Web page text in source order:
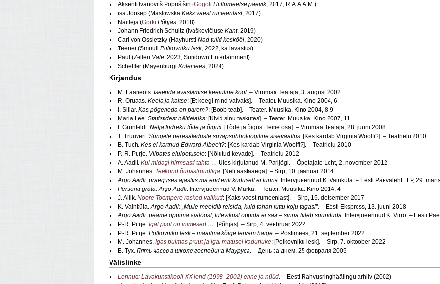
Aksenti Ivanovitš Poprištšin (Gogoli Hullumeelse päevik, 2017, R.A.A.A.M.)
isa Joosep (Masłowska Kaks vaest rumeenlast, 2017)
Näitleja (Gorki Põhjas, 2018)
Johann Friedrich Schultz (Ivaškevičiuse Kant, 2019)
Carl von Ossietzky (Hayhursti Nad tulid keskööl, 2020)
Teener (Smuuli Polkovniku lesk, 2022, ka lavastus)
Paul (Zelleri Vale, 2023, Sundown Entertainment)
Scheffler (Mayenburgi Kolemees, 2024)
Kirjandus
M. Laaneots. Iseenda avastamise keeruline kool. – Virumaa Teataja, 3. august 2002
R. Oruaas. Keela ja kaitse: [Et keegi mind valvaks]. – Teater. Muusika. Kino 2004, 6
I. Sillar. Kas põgeneda on parem?: [Boob teab]. – Teater. Muusika. Kino 2004, 8-9
Maria Lee. Statistidest näitlejaiks: [Kivid sinu taskutes]. – Teater. Muusika. Kino 2007, 11
I. Grünfeldt. Nelja Indreku tõde ja õigus: [Tõde ja õigus. Teine osa]. – Virumaa Teataja, 28. juuni 2008
T. Truuvert. Süngete peresaladuste süvapsühholoogiline sisevaatlus: [Kes kardab Virginia Woolfi?]. – Teatrielu 2010
B. Tuch. Kes ei kartnud Edward Albee’t?: [Kes kardab Virginia Woolfi?]. – Teatrielu 2010
P.-R. Purje. Viibates elulootusele: [Nõiutud kevade]. – Teatrielu 2012
A. Aadli. Kui midagi hirmsasti tahta … Üles kirjutanud M. Parijõgi. – Õpetajate Leht, 2. november 2012
M. Johannes. Teekond õunastruudliga: [Neli aastaaega]. – Sirp, 10. jaanuar 2014
Argo Aadli: praeguses ajastus ma end eriti koduselt ei tunne. Intervjueerinud K. Vainküla. – Eesti Päevaleht : LP, 29.
Persona grata: Argo Aadli. Intervjueerinud V. Märka. – Teater. Muusika. Kino 2014, 4
J. Allik. Noore Toompere rasked valikud: [Kaks vaest rumeenlast]. – Sirp, 15. detsember 2017
K. Vainküla.Argo Aadli: „Mulle meeldib reisida, kuid tahan ruttu koju tagasi”. – Eesti Ekspress, 13. juuni 2018
Argo Aadli: peame õppima ajaloost, tulevikust õppida ei saa – sinna tuleb suunduda. Intervjueerinud K. Virro. – Eesti
P.-R. Purje. Igal pool on inimesed … : [Põhjas]. – Sirp, 4. veebruar 2022
P.-R. Purje. Polkovniku lesk – maailma kõige tervem haige. – Postimees, 21. september 2022
M. Johannes. Igas pulmas pruut ja igal matusel kadunuke: [Polkovniku lesk]. – Sirp, 7. oktoober 2022
Б. Тух. Пять часов в школе господина Мауруса. – День за днем, 25 февраля 2005
Välislinke
Lennud: Lavakunstikooli XX lend (1998–2002) enne ja nüüd . – Eesti Rahvusringhäälingu arhiiv (2002)